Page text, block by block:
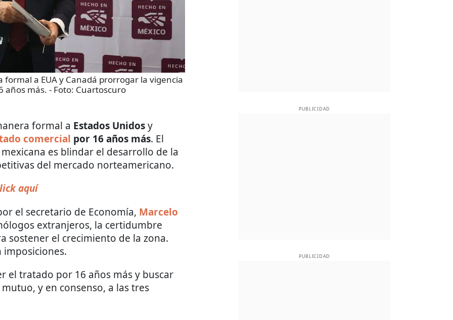
a EUA y Canadá prorrogar la vigencia
años más. - Foto: Cuartoscuro
formal a Estados Unidosy
comercial por 16 años más. El
es blindar el desarrollo de la
del mercado norteamericano.
aquí
el secretario de Economía, Marcelo
extranjeros, la certidumbre
sostener el crecimiento de la zona.
imposiciones.
el tratado por 16 años más y buscar
y en consenso, a las tres
PUBLICIDAD
PUBLICIDAD